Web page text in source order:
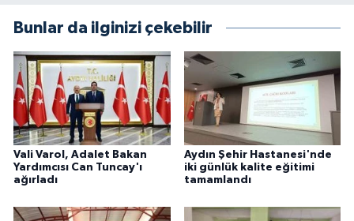
Bunlar da ilginizi çekebilir
Vali Varol, Adalet Bakan
Yardımcısı Can Tuncay'ı
ağırladı
Aydın Şehir Hastanesi'nde
iki günlük kalite eğitimi
tamamlandı